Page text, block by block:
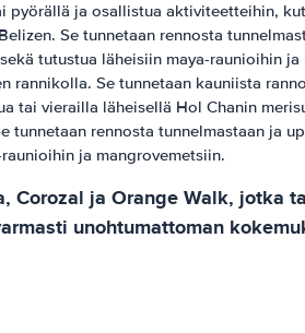
ja osallistua aktiviteetteihin,
Se tunnetaan rennosta
tutustua läheisiin maya-raunioihin
rannikolla. Se tunnetaan kauniista
tai vierailla läheisellä Hol Chanin
rennosta tunnelmastaan ​​ja
ja mangrovemetsiin.
ja Orange Walk,
unohtumattoman